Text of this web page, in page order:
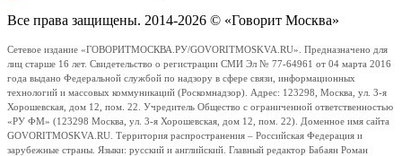
Все права защищены. 2014-2026 © «Говорит Москва»
Сетевое издание «ГОВОРИТМОСКВА.РУ/GOVORITMOSKVA.RU». Предназначено для
лиц старше 16 лет. Свидетельство о регистрации СМИ Эл № 77-64961 от 04 марта 2016
года выдано Федеральной службой по надзору в сфере связи, информационных
технологий и массовых коммуникаций (Роскомнадзор). Адрес: 123298, Москва, ул. 3-я
Хорошевская, дом 12, пом. 22. Учредитель Общество с ограниченной ответственностью
«РУ ФМ» (123298 Москва, ул. 3-я Хорошевская, дом 12, пом. 22). Доменное имя сайта
GOVORITMOSKVA.RU. Территория распространения – Российская Федерация и
зарубежные страны. Языки: русский и английский. Главный редактор Бабаян Роман